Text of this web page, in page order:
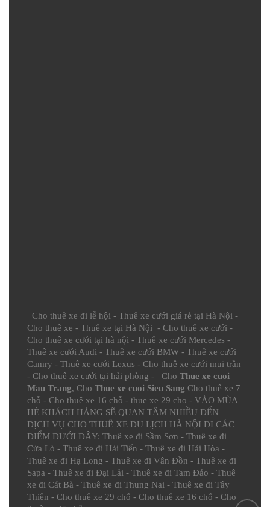
Cho thuê xe đi lễ hội - Thuê xe cưới giá rẻ tại Hà Nội -
Cho thuê xe - Thuê xe tại Hà Nội - Cho thuê xe cưới -
Cho thuê xe cưới tại hà nội - Thuê xe cưới Mercedes -
Thuê xe cưới Audi - Thuê xe cưới BMW - Thuê xe cưới
Camry - Thuê xe cưới Lexus - Cho thuê xe cưới mui trần
- Cho thuê xe cưới tại hải phòng - Cho Thue xe cuoi
Mau Trang, Cho Thue xe cuoi Sieu Sang Cho thuê xe 7
chỗ - Cho thuê xe 16 chỗ - thue xe 29 cho - VÀO MÙA
HÈ KHÁCH HÀNG SẼ QUAN TÂM NHIỀU ĐẾN
DỊCH VỤ CHO THUÊ XE DU LỊCH HÀ NỘI ĐI CÁC
ĐIỂM DƯỚI ĐÂY: Thuê xe đi Sầm Sơn - Thuê xe đi
Cửa Lò - Thuê xe đi Hải Tiến - Thuê xe đi Hải Hòa -
Thuê xe đi Hạ Long - Thuê xe đi Vân Đồn - Thuê xe đi
Sapa - Thuê xe đi Đại Lải - Thuê xe đi Tam Đảo - Thuê
xe đi Cát Bà - Thuê xe đi Thung Nai - Thuê xe đi Tây
Thiên - Cho thuê xe 29 chỗ - Cho thuê xe 16 chỗ - Cho